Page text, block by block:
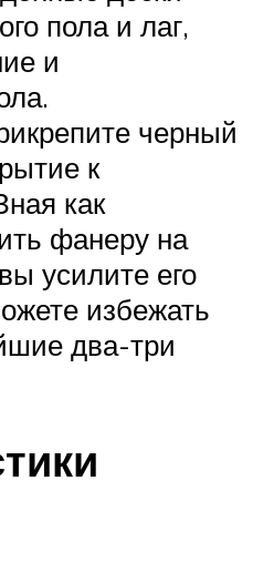
пола и лаг,
и
черный
к
как
фанеру на
усилите его
избежать
два-три